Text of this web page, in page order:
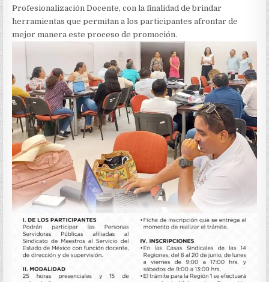
Profesionalización Docente, con la finalidad de brindar
herramientas que permitan a los participantes afrontar de
mejor manera este proceso de promoción.